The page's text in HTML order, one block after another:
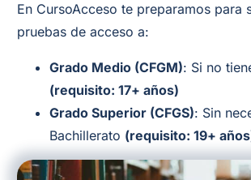
En CursoAcceso te preparamos para
pruebas de acceso a:
Grado Medio (CFGM): Si no
(requisito: 17+ años)
Grado Superior (CFGS): Sin
Bachillerato (requisito: 19+